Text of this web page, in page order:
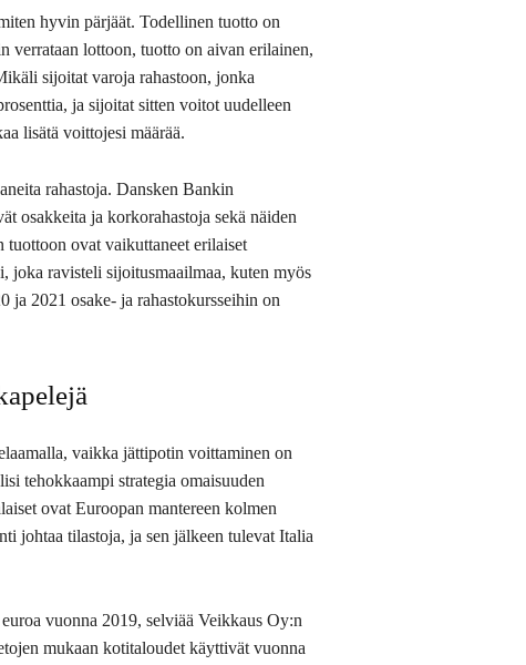
hyvin pärjäät. Todellinen tuotto on
verrataan lottoon, tuotto on aivan erilainen,
sijoitat varoja rahastoon, jonka
ja sijoitat sitten voitot uudelleen
lisätä voittojesi määrää.
rahastoja. Dansken Bankin
osakkeita ja korkorahastoja sekä näiden
tuottoon ovat vaikuttaneet erilaiset
joka ravisteli sijoitusmaailmaa, kuten myös
ja 2021 osake- ja rahastokursseihin on
vaikka jättipotin voittaminen on
tehokkaampi strategia omaisuuden
ovat Euroopan mantereen kolmen
johtaa tilastoja, ja sen jälkeen tulevat Italia
vuonna 2019, selviää Veikkaus Oy:n
mukaan kotitaloudet käyttivät vuonna